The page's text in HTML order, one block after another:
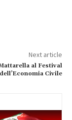
Next article
al Festival
Civile